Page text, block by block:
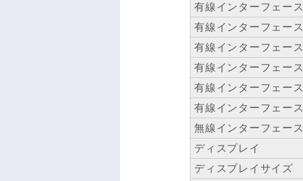
有線インターフェース
有線インターフェース
有線インターフェース
有線インターフェース
有線インターフェース
有線インターフェース
無線インターフェース
ディスプレイ
ディスプレイサイズ